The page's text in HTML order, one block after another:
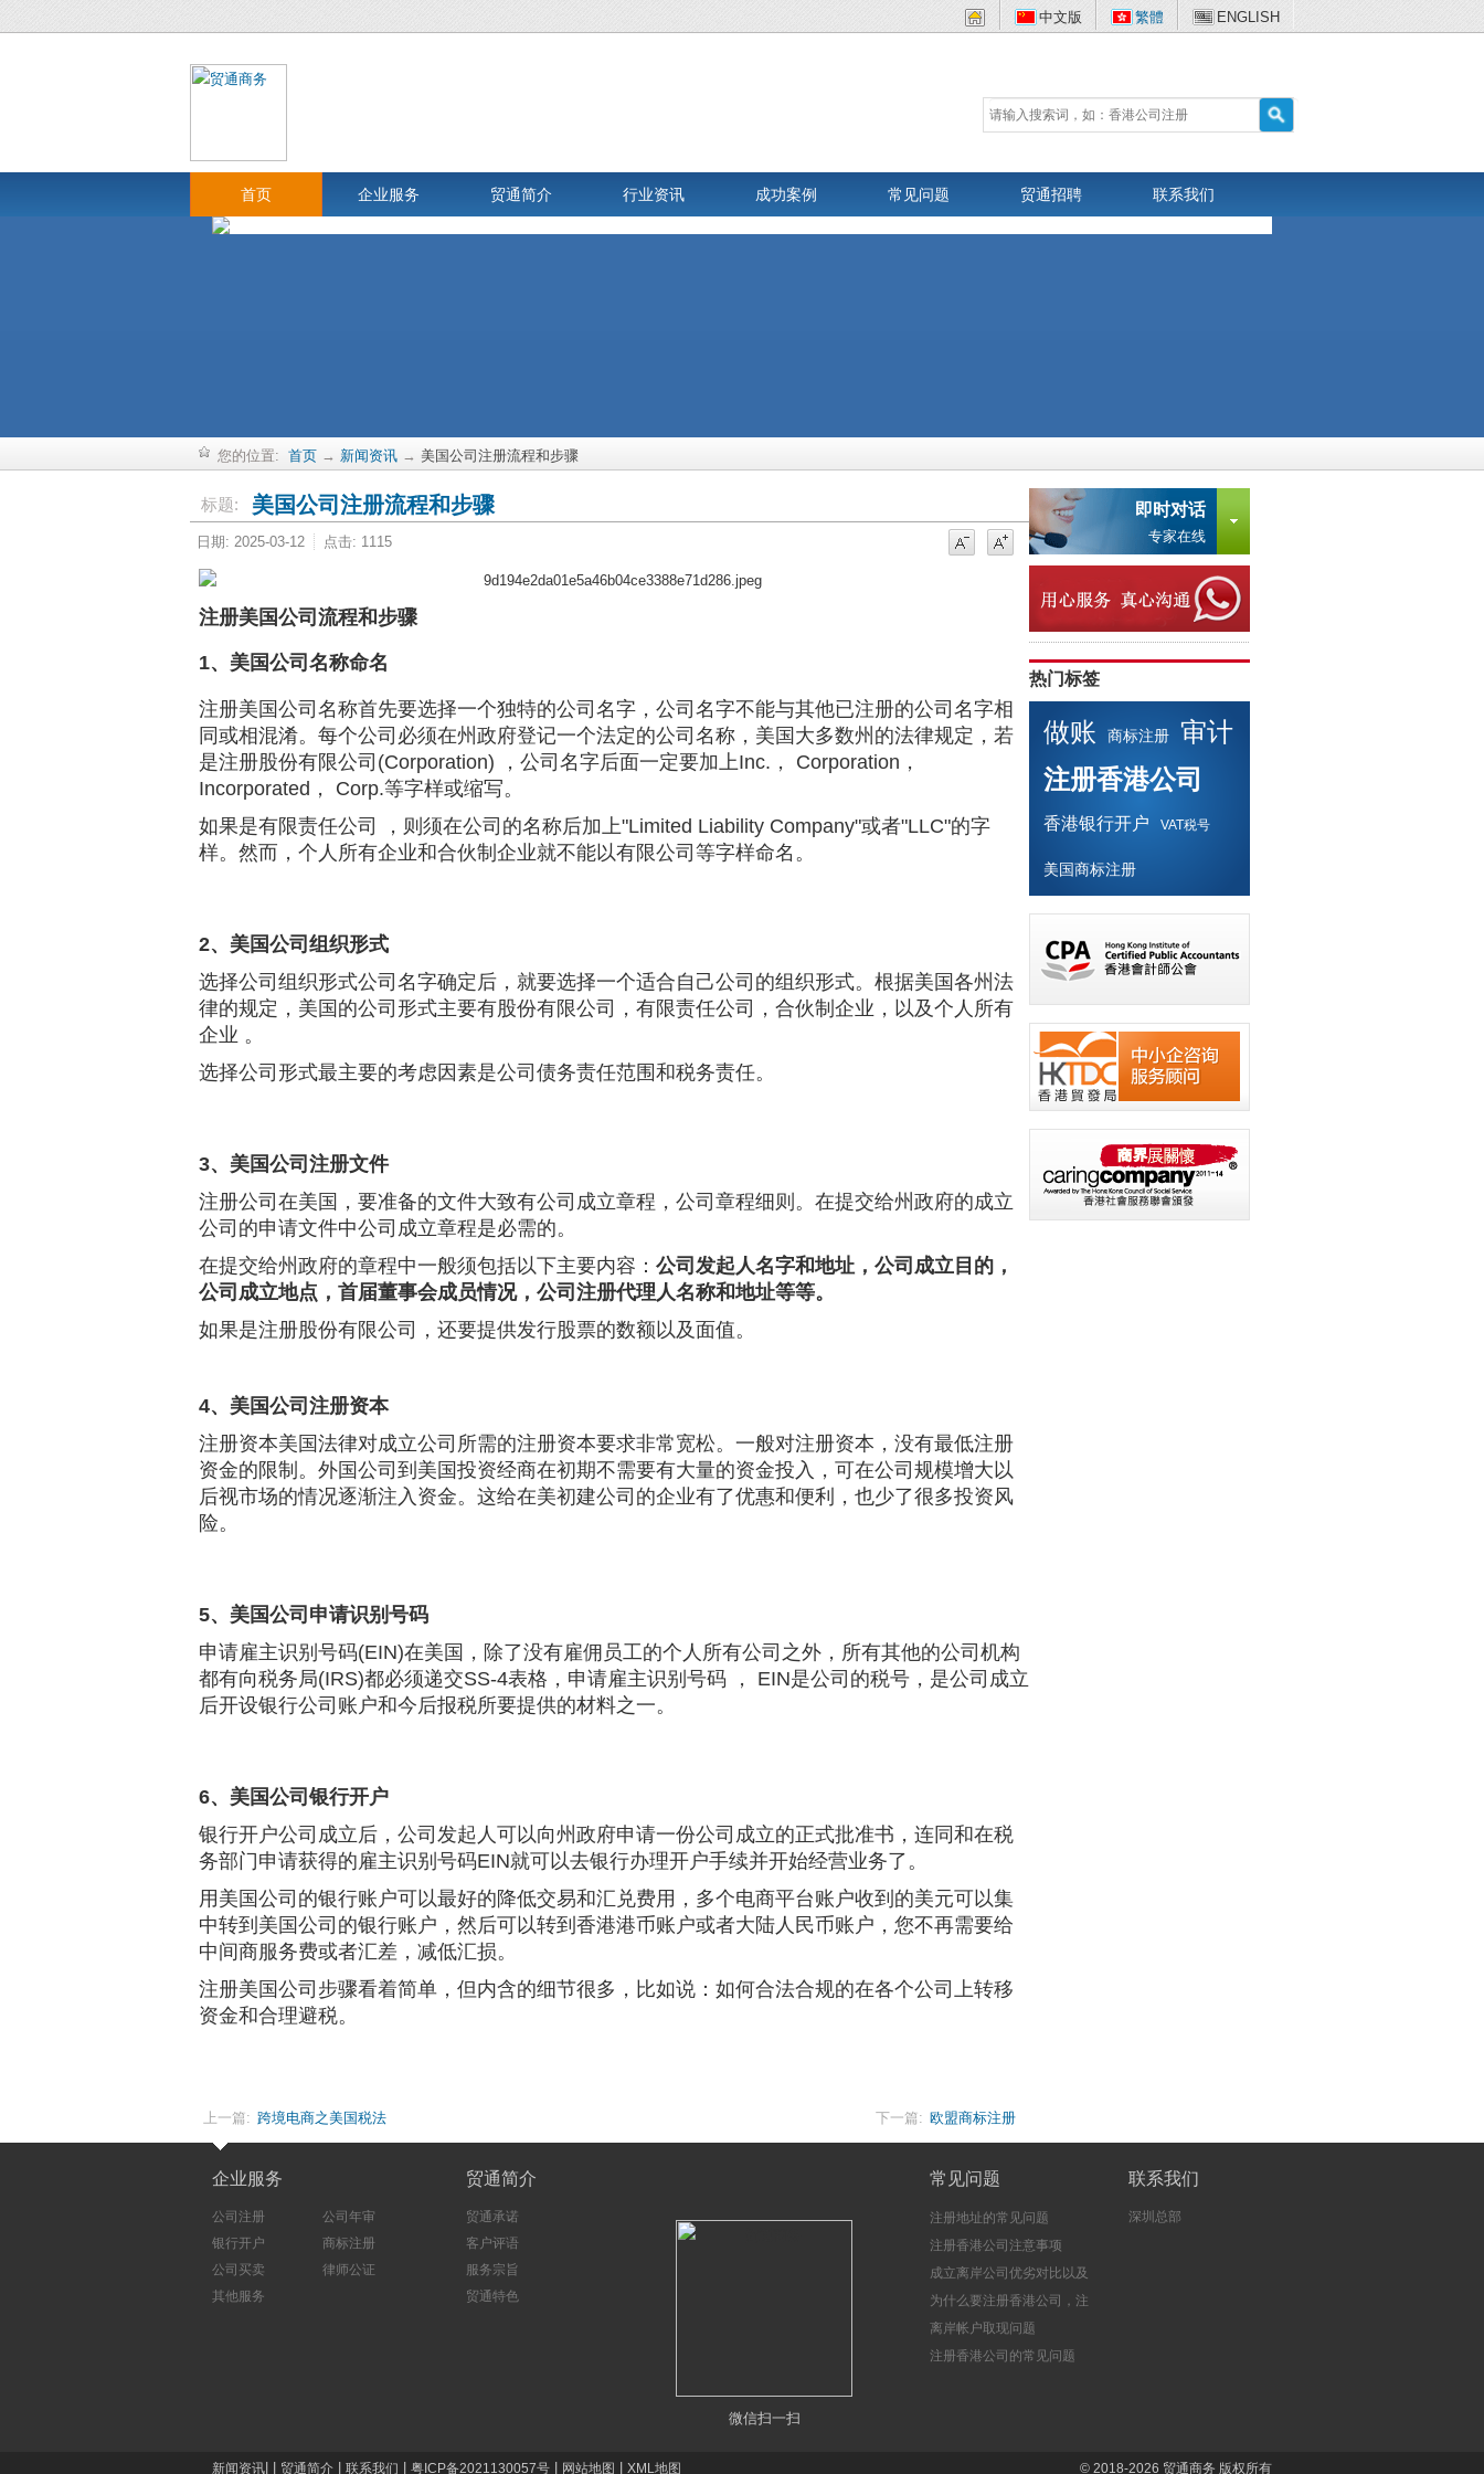
中文版 繁體 ENGLISH
首页 企业服务 贸通简介 行业资讯 成功案例 常见问题 贸通招聘 联系我们
您的位置: 首页 → 新闻资讯 → 美国公司注册流程和步骤
标题: 美国公司注册流程和步骤
日期: 2025-03-12 点击: 1115
注册美国公司流程和步骤
1、美国公司名称命名
注册美国公司名称首先要选择一个独特的公司名字，公司名字不能与其他已注册的公司名字相
同或相混淆。每个公司必须在州政府登记一个法定的公司名称，美国大多数州的法律规定，若
是注册股份有限公司(Corporation) ，公司名字后面一定要加上Inc.， Corporation，
Incorporated， Corp.等字样或缩写。
如果是有限责任公司 ，则须在公司的名称后加上"Limited Liability Company"或者"LLC"的字
样。然而，个人所有企业和合伙制企业就不能以有限公司等字样命名。
2、美国公司组织形式
选择公司组织形式公司名字确定后，就要选择一个适合自己公司的组织形式。根据美国各州法
律的规定，美国的公司形式主要有股份有限公司，有限责任公司，合伙制企业，以及个人所有
企业 。
选择公司形式最主要的考虑因素是公司债务责任范围和税务责任。
3、美国公司注册文件
注册公司在美国，要准备的文件大致有公司成立章程，公司章程细则。在提交给州政府的成立
公司的申请文件中公司成立章程是必需的。
在提交给州政府的章程中一般须包括以下主要内容： 公司发起人名字和地址，公司成立目的，
公司成立地点，首届董事会成员情况，公司注册代理人名称和地址等等。
如果是注册股份有限公司，还要提供发行股票的数额以及面值。
4、美国公司注册资本
注册资本美国法律对成立公司所需的注册资本要求非常宽松。一般对注册资本，没有最低注册
资金的限制。外国公司到美国投资经商在初期不需要有大量的资金投入，可在公司规模增大以
后视市场的情况逐渐注入资金。这给在美初建公司的企业有了优惠和便利，也少了很多投资风
险。
5、美国公司申请识别号码
申请雇主识别号码(EIN)在美国，除了没有雇佣员工的个人所有公司之外，所有其他的公司机构
都有向税务局(IRS)都必须递交SS-4表格，申请雇主识别号码 ， EIN是公司的税号，是公司成立
后开设银行公司账户和今后报税所要提供的材料之一。
6、美国公司银行开户
银行开户公司成立后，公司发起人可以向州政府申请一份公司成立的正式批准书，连同和在税
务部门申请获得的雇主识别号码EIN就可以去银行办理开户手续并开始经营业务了。
用美国公司的银行账户可以最好的降低交易和汇兑费用，多个电商平台账户收到的美元可以集
中转到美国公司的银行账户，然后可以转到香港港币账户或者大陆人民币账户，您不再需要给
中间商服务费或者汇差，减低汇损。
注册美国公司步骤看着简单，但内含的细节很多，比如说：如何合法合规的在各个公司上转移
资金和合理避税。
上一篇: 跨境电商之美国税法 下一篇: 欧盟商标注册
即时对话
专家在线
热门标签
做账 商标注册
审计
注册香港公司
香港银行开户 VAT税号
美国商标注册
企业服务
公司注册
公司年审
银行开户
商标注册
公司买卖
律师公证
其他服务
贸通简介
贸通承诺
客户评语
服务宗旨
贸通特色
微信扫一扫
常见问题
注册地址的常见问题
注册香港公司注意事项
成立离岸公司优劣对比以及
注意事项
为什么要注册香港公司，注
册香港公司的好处
离岸帐户取现问题
注册香港公司的常见问题
联系我们
深圳总部
© 2018-2026 贸通商务 版权所有
新闻资讯 贸通简介 联系我们 粤ICP备2021130057号 网站地图 XML地图